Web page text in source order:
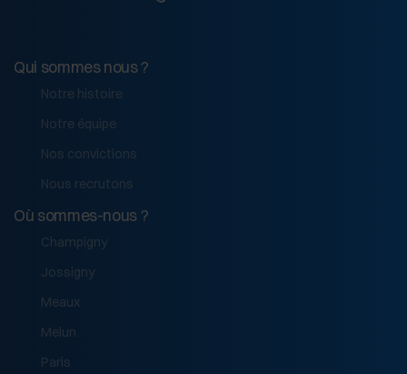
Qui sommes nous ?
Notre histoire
Notre équipe
Nos convictions
Nous recrutons
Où sommes-nous ?
Champigny
Jossigny
Meaux
Melun
Paris